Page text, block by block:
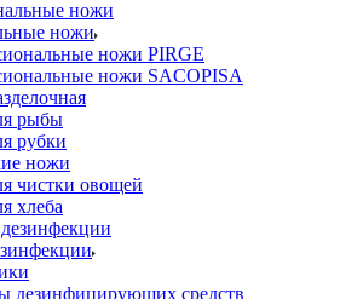
ножи
ножи PIRGE
ножи SACOPISA
рыбы
рубки
ножи
чистки овощей
хлеба
дезинфицирующих средств